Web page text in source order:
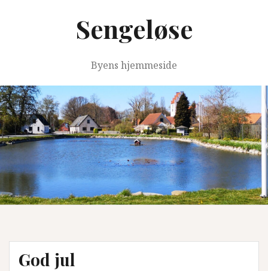
Sengeløse
Byens hjemmeside
God jul